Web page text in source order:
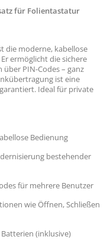
für Folientastatur
die moderne, kabellose
ermöglicht die sichere
PIN-Codes – ganz
ist eine
Ideal für private
Bedienung
bestehender
für mehrere Benutzer
wie Öffnen, Schließen
(inklusive)